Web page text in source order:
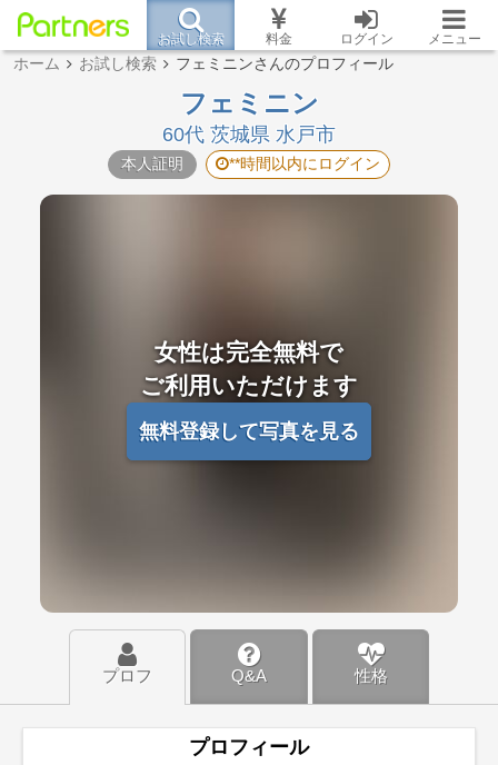
お試し検索 料金 ログイン メニュー
ホーム お試し検索 フェミニンさんのプロフィール
フェミニン
60代 茨城県 水戸市
本人証明 **時間以内にログイン
女性は完全無料で
ご利用いただけます
無料登録して写真を見る
プロフ Q&A 性格
プロフィール